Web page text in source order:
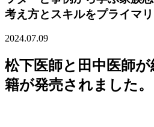
考え方とスキルをプライマ
2024.07.09
松下医師と田中医師
籍が発売されました。